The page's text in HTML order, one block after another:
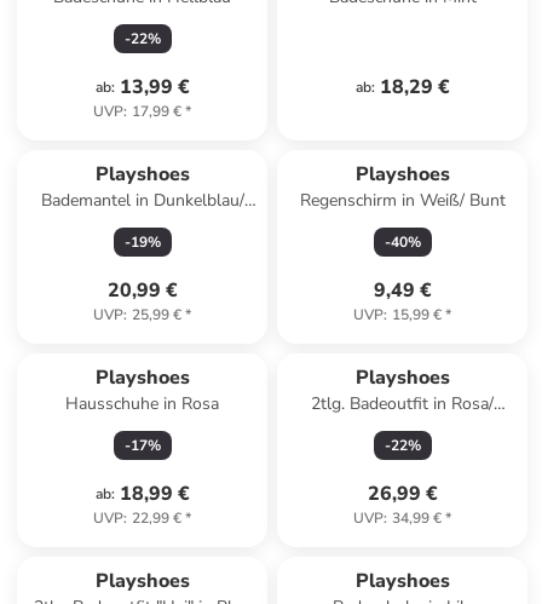
-22%
ab: 13,99 €
UVP: 17,99 €*
ab: 18,29 €
Playshoes
Bademantel in Dunkelblau/
Weiß
-19%
20,99 €
UVP: 25,99 €*
Playshoes
Regenschirm in Weiß/ Bunt
-40%
9,49 €
UVP: 15,99 €*
Playshoes
Hausschuhe in Rosa
-17%
ab: 18,99 €
UVP: 22,99 €*
Playshoes
2tlg. Badeoutfit in Rosa/
Hellblau
-22%
26,99 €
UVP: 34,99 €*
Playshoes Playshoes